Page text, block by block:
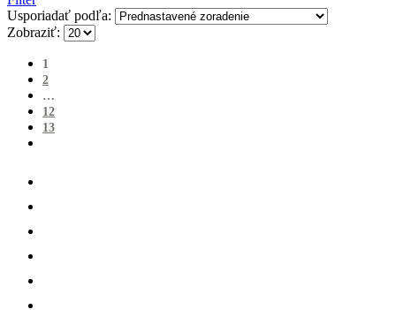
Usporiadať podľa:
Zobraziť:
1
2
…
12
13